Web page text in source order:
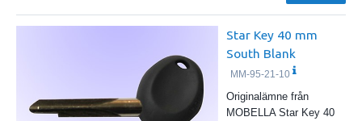
Star Key 40 mm
South Blank
MM-95-21-10
Originalämne från
MOBELLA Star Key 40